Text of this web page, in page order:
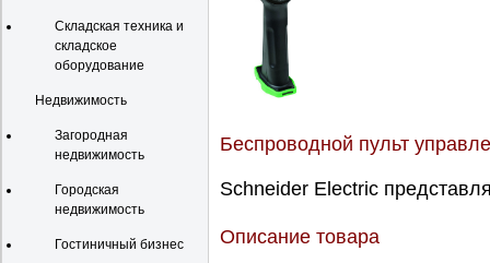
Складская техника и
складское
оборудование
Недвижимость
Загородная
недвижимость
Городская
недвижимость
Гостиничный бизнес
Беспроводной пульт
Schneider Electric
Описание товара